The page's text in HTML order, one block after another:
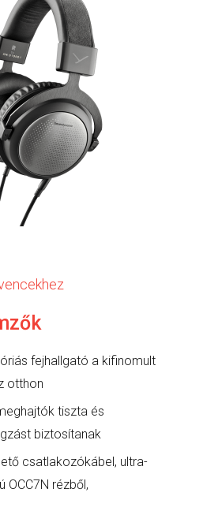
fejhallgató a kifinomult
otthon
tiszta és
biztosítanak
csatlakozókábel, ultra-
OCC7N rézből,